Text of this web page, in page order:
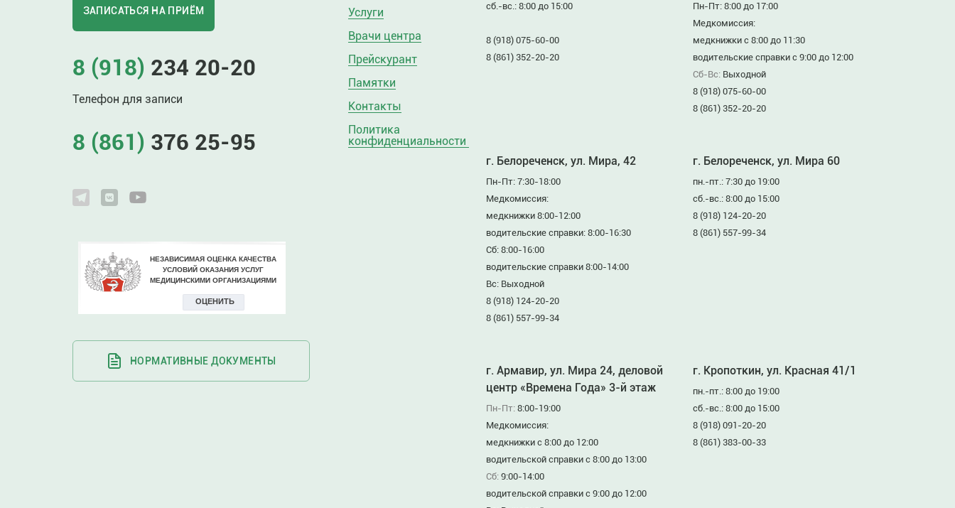
ЗАПИСАТЬСЯ НА ПРИЁМ
8 (918) 234 20-20
Телефон для записи
8 (861) 376 25-95
НОРМАТИВНЫЕ ДОКУМЕНТЫ
Услуги
Врачи центра
Прейскурант
Памятки
Контакты
Политика
конфиденциальности
сб.-вс.: 8:00 до 15:00
8 (918) 075-60-00
8 (861) 352-20-20
Пн-Пт: 8:00 до 17:00
Медкомиссия:
медкнижки с 8:00 до 11:30
водительские справки с 9:00 до 12:00
Сб-Вс: Выходной
8 (918) 075-60-00
8 (861) 352-20-20
г. Белореченск, ул. Мира, 42
Пн-Пт: 7:30-18:00
Медкомиссия:
медкнижки 8:00-12:00
водительские справки: 8:00-16:30
Сб: 8:00-16:00
водительские справки 8:00-14:00
Вс: Выходной
8 (918) 124-20-20
8 (861) 557-99-34
г. Белореченск, ул. Мира 60
пн.-пт.: 7:30 до 19:00
сб.-вс.: 8:00 до 15:00
8 (918) 124-20-20
8 (861) 557-99-34
г. Армавир, ул. Мира 24, деловой
центр «Времена Года» 3-й этаж
Пн-Пт: 8:00-19:00
Медкомиссия:
медкнижки с 8:00 до 12:00
водительской справки с 8:00 до 13:00
Сб: 9:00-14:00
водительской справки с 9:00 до 12:00
г. Кропоткин, ул. Красная 41/1
пн.-пт.: 8:00 до 19:00
сб.-вс.: 8:00 до 15:00
8 (918) 091-20-20
8 (861) 383-00-33